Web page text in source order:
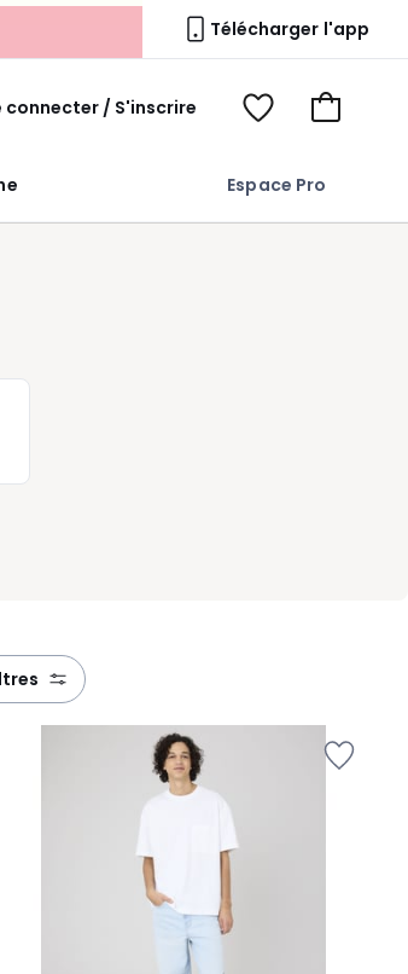
Télécharger l'app
Espace Pro
connecter / S'inscrire
Voir
Voir